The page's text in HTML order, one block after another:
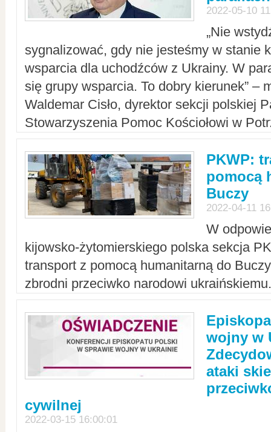
2022-05-10
„Nie
sygnalizować, gdy nie jesteśmy w stanie
wsparcia dla uchodźców z Ukrainy. W
się grupy wsparcia. To dobry kierunek” –
Waldemar Cisło, dyrektor sekcji polskiej
Stowarzyszenia Pomoc Kościołowi w
PKWP:
pomocą
Buczy
2022-04-11
W
kijowsko-żytomierskiego polska sekcja
transport z pomocą humanitarną do
zbrodni przeciwko narodowi
wojny w
ataki
cywilnej
2022-03-15 16:00:01